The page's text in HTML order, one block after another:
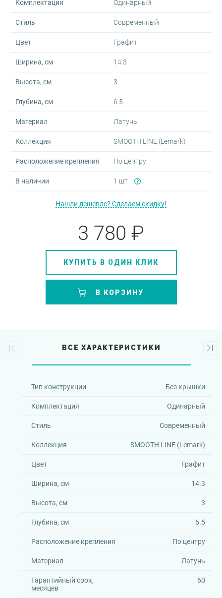
Комплектация Одинарный
Стиль Современный
Цвет Графит
Ширина, см 14.3
Высота, см 3
Глубина, см 6.5
Материал Латунь
Коллекция SMOOTH LINE (Lemark)
Расположение крепления По центру
В наличии 1 шт
Нашли дешевле? Сделаем скидку!
3 780 ₽
КУПИТЬ В ОДИН КЛИК
В КОРЗИНУ
ВСЕ ХАРАКТЕРИСТИКИ
Тип конструкции Без крышки
Комплектация Одинарный
Стиль Современный
Коллекция SMOOTH LINE (Lemark)
Цвет Графит
Ширина, см 14.3
Высота, см 3
Глубина, см 6.5
Расположение крепления По центру
Материал Латунь
Гарантийный срок,
месяцев
60